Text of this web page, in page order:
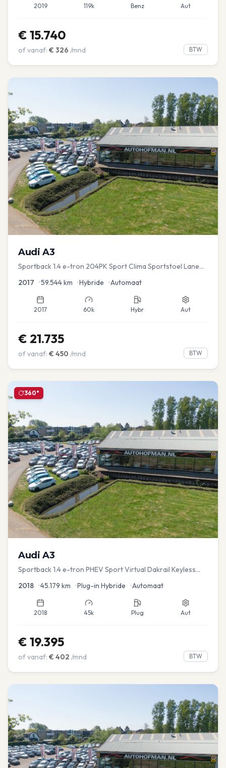
2019 119k Benz Aut
€ 15.740
of vanaf: € 326 /mnd BTW
Audi A3
Sportback 1.4 e-tron 204PK Sport Clima Sportstoel Lane
2017 •59.544km •Hybride •Automaat
2017 60k Hybr Aut
€ 21.735
of vanaf: € 450 /mnd BTW
360°
Audi A3
Sportback 1.4 e-tron PHEV Sport Virtual Dakrail Keyless
2018 •45.179 km •Plug-in Hybride •Automaat
2018 45k Plug Aut
€ 19.395
of vanaf: € 402 /mnd BTW